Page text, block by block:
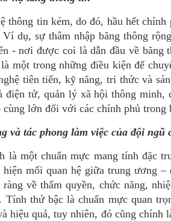
thông tin kém, do đó, hầu hết
dụ, sự thâm nhập băng thông
- nơi được coi là dẫn đầu về băng
một trong những điều kiện để
tiên tiến, kỹ năng, tri thức và
điện tử, quản lý xã hội thông
lớn đối với các chính phủ trong
và tác phong làm việc của đội ngũ
là một chuẩn mực mang tính đặc
mối quan hệ giữa trung ương
về thẩm quyền, chức năng,
thứ bậc là chuẩn mực quan
hiệu quả, tuy nhiên, đó cũng